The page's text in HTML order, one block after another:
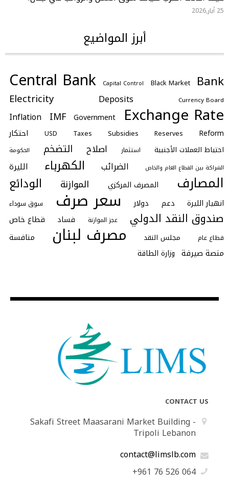
25 أيار,2026
أبرز المواضيع
Bank
Black Market
Capital Control
Central Bank
Currency Board
Deposits
Electricity
Exchange Rate
Government
IMF
Inflation
Reform
Reserves
Subsidies
Taxes
USD احتكار
احتياط العملات الأجنبية استثمار اصلاح التضخم
الحكومة
الشراكة بين القطاع العام والخاص
الضرائب الكهرباء الليرة
المصارف المصرف المركزي الموازنة الودائع
انهيار الليرة دعم دولار سعر صرف سوق سوداء
صندوق النقد الدولي عجز الموازنة فساد قطاع خاص
قطاع عام مجلس النقد مصرف لبنان
منافسة
منصة صيرفة وزارة الطاقة
CONTACT US
Sakafi Street Maasarani Market Building -
Tripoli Lebanon
contact@limslb.com
+961 76 526 064